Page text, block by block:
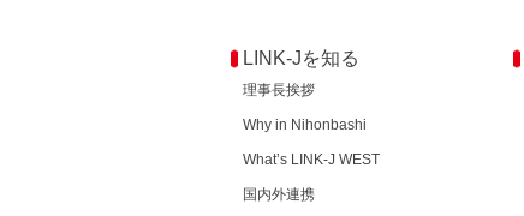
LINK-Jを知る
理事長挨拶
Why in Nihonbashi
What’s LINK-J WEST
国内外連携